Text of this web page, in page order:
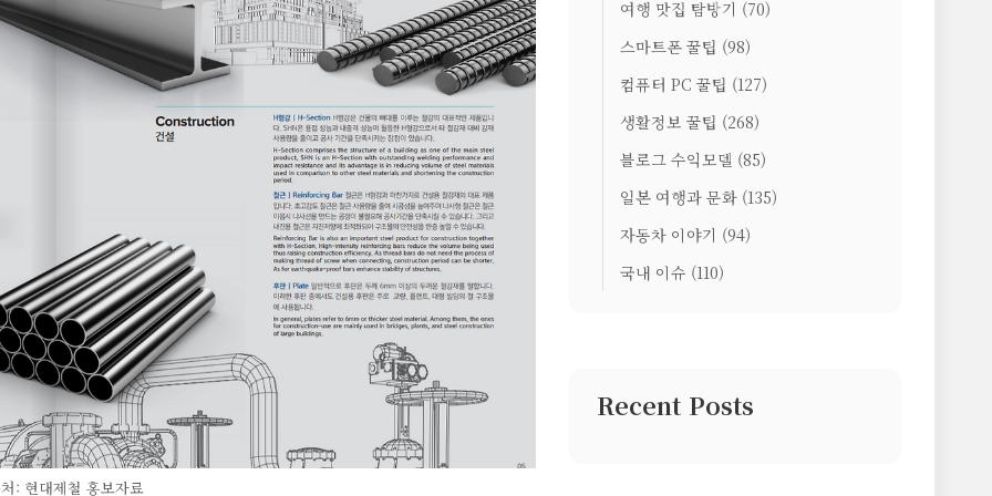
여행 맛집 탐방기 (70)
스마트폰 꿀팁 (98)
컴퓨터 PC 꿀팁 (127)
생활정보 꿀팁 (268)
블로그 수익모델 (85)
일본 여행과 문화 (135)
자동차 이야기 (94)
국내 이슈 (110)
Recent Posts
: 현대제철 홍보자료